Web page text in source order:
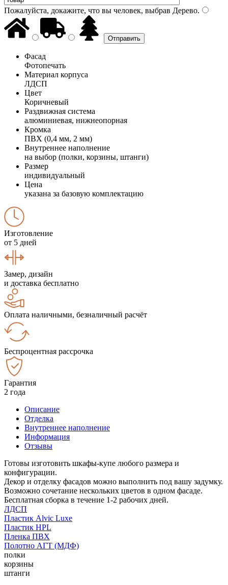
Пожалуйста, докажите, что вы человек, выбрав Дерево.
Фасад
Фотопечать
Материал корпуса
ЛДСП
Цвет
Коричневый
Раздвижная система
алюминиевая, нижнеопорная
Кромка
ПВХ (0,4 мм, 2 мм)
Внутреннее наполнение
на выбор (полки, корзины, штанги)
Размер
индивидуальный
Цена
указана за базовую комплектацию
Изготовление
от 5 дней
Замер, дизайн
и доставка бесплатно
Оплата наличными, безналичный расчёт
Беспроцентная рассрочка
Гарантия
2 года
Описание
Отделка
Внутреннее наполнение
Информация
Отзывы
Готовы изготовить шкафы-купе любого размера и
конфигурации.
Декор и отделку фасадов можно выполнить под вашу задумку.
Возможно сочетание нескольких цветов в одном фасаде.
Бесплатная сборка в течение 1-2 рабочих дней.
ЛДСП
Пластик Alvic Luxe
Пластик HPL
Пленка ПВХ
Полотно АГТ (МДФ)
полки
корзины
штанги